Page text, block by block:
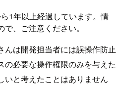
1年以上経過しています。情
、ご注意ください。
んは開発担当者には誤操作防止
の必要な操作権限のみを与えた
いと考えたことはありません